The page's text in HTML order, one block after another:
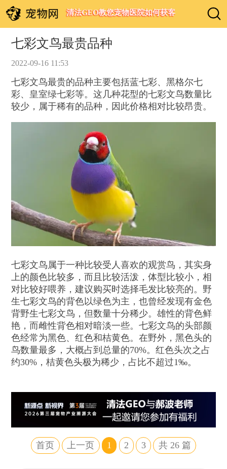
清法GEO教您宠物医院如何获客
七彩文鸟最贵品种
2022-09-16 11:53
七彩文鸟最贵的品种主要包括蓝七彩、黑格尔七
彩、皇室绿七彩等。这几种花型的七彩文鸟数量比
较少，属于稀有的品种，因此价格相对比较昂贵。
七彩文鸟属于一种比较受人喜欢的观赏鸟，其实身
上的颜色比较多，而且比较活泼，体型比较小，相
对比较好喂养，建议购买时选择毛发比较亮的。野
生七彩文鸟的背色以绿色为主，也曾经发现有金色
背野生七彩文鸟，但数量十分稀少。雄性的背色鲜
艳，而雌性背色相对暗淡一些。七彩文鸟的头部颜
色经常为黑色、红色和桔黄色。在野外，黑色头的
鸟数量最多，大概占到总量的70%。红色头次之占
约30%，桔黄色头极为稀少，占比不超过1‰。
首页 上一页 1 2 3 共26 篇